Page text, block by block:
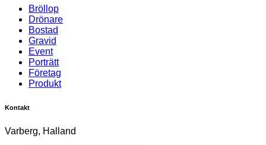
Bröllop
Drönare
Bostad
Gravid
Event
Porträtt
Företag
Produkt
Kontakt
Varberg, Halland